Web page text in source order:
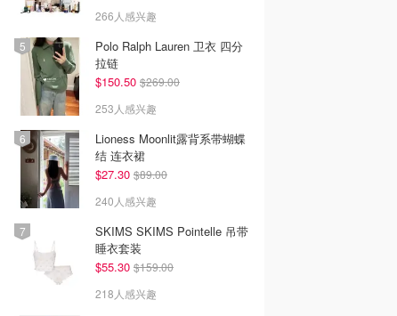
266人感兴趣
Polo Ralph Lauren 卫衣 四分
拉链
$150.50 $269.00
253人感兴趣
Lioness Moonlit露背系带蝴蝶
结 连衣裙
$27.30 $89.00
240人感兴趣
SKIMS SKIMS Pointelle 吊带
睡衣套装
$55.30 $159.00
218人感兴趣